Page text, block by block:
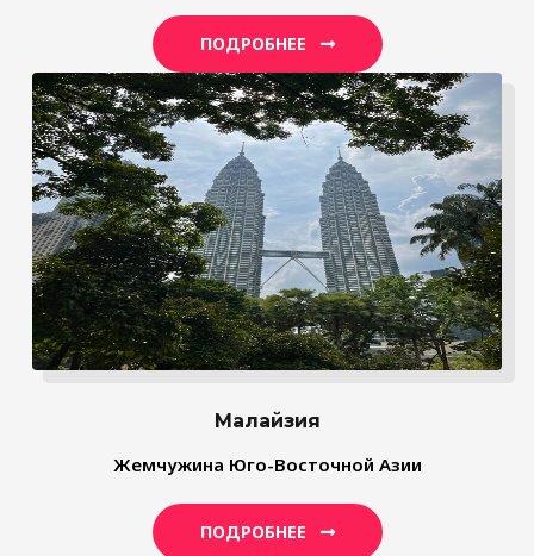
ПОДРОБНЕЕ
Малайзия
Жемчужина Юго-Восточной Азии
ПОДРОБНЕЕ